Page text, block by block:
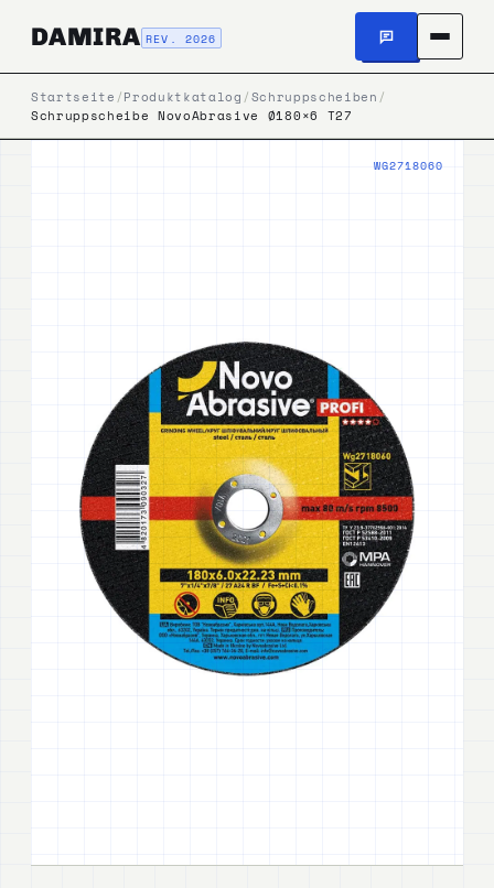
DAMIRA REV. 2026
Startseite /Produktkatalog /Schruppscheiben /
Schruppscheibe NovoAbrasive Ø180×6 T27
WG2718060